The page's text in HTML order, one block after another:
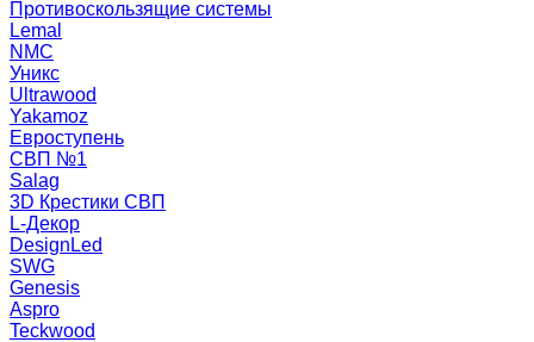
Противоскользящие системы
Lemal
NMC
Уникс
Ultrawood
Yakamoz
Евроступень
СВП №1
Salag
3D Крестики СВП
L-Декор
DesignLed
SWG
Genesis
Aspro
Teckwood